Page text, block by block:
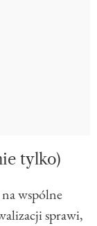
tylko)
wspólne
sprawi,